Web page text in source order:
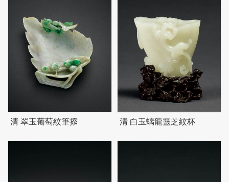
清 翠玉葡萄紋筆掭 清 白玉螭龍靈芝紋杯